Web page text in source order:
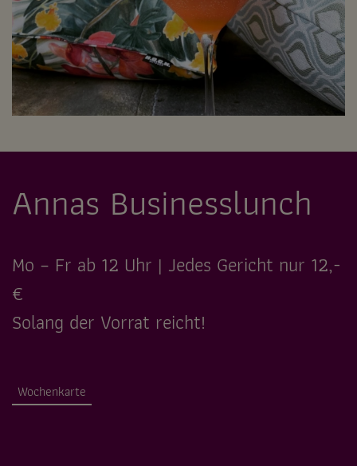
Annas Businesslunch
Mo – Fr ab 12 Uhr | Jedes Gericht nur 12,-
€
Solang der Vorrat reicht!
Wochenkarte